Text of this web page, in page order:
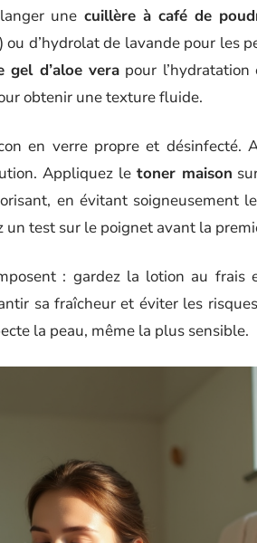
une cuillère à café de
d’hydrolat de lavande pour les
gel d’aloe verapour l’hydratation
obtenir une texture fluide.
en verre propre et désinfecté.
Appliquez le toner maison
en évitant soigneusement
test sur le poignet avant la
: gardez la lotion au frais
sa fraîcheur et éviter les
la peau, même la plus sensible.